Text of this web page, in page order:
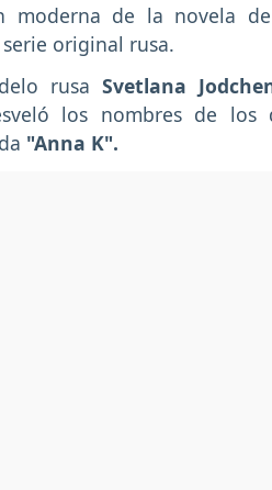
moderna de la novela de
original rusa.
rusa Svetlana
los nombres de los
"Anna K".